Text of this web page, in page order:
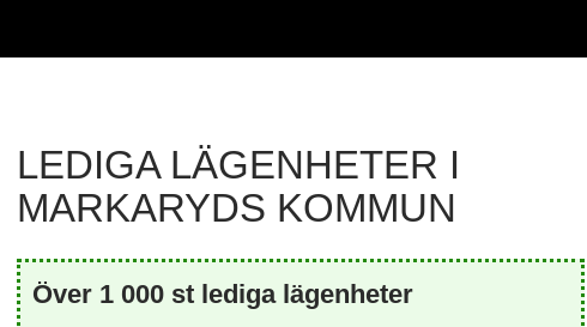
LEDIGA LÄGENHETER I
MARKARYDS KOMMUN
Över 1 000 st lediga lägenheter